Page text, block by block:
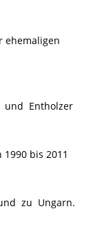
ehemaligen
und Entholzer
bis 2011
zu Ungarn.